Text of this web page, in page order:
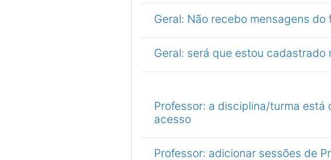
Geral: Não recebo mensagens do
Geral: será que estou cadastrado
Professor: a disciplina/turma
acesso
Professor: adicionar sessões de